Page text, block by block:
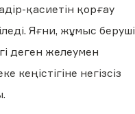
қасиетін қорғау
Яғни, жұмыс беруші
деген желеумен
кеңістігіне негізсіз